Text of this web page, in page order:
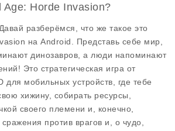
Age: Horde Invasion?
разберёмся, что же такое это
на Android. Представь себе мир,
динозавров, а люди напоминают
Это стратегическая игра от
для мобильных устройств, где тебе
хижину, собирать ресурсы,
своего племени и, конечно,
против врагов и, о чудо,